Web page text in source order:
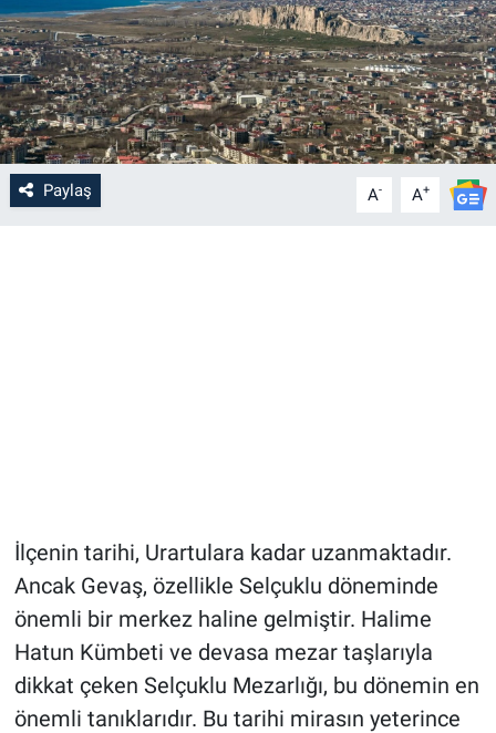
Paylaş A- A+
İlçenin tarihi, Urartulara kadar uzanmaktadır.
Ancak Gevaş, özellikle Selçuklu döneminde
önemli bir merkez haline gelmiştir. Halime
Hatun Kümbeti ve devasa mezar taşlarıyla
dikkat çeken Selçuklu Mezarlığı, bu dönemin en
önemli tanıklarıdır. Bu tarihi mirasın yeterince